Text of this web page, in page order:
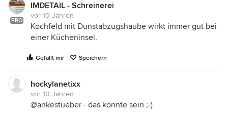
PRO
IMDETAIL - Schreinerei
vor 10 Jahren
Kochfeld mit Dunstabzugshaube wirkt immer gut bei
einer Kücheninsel.
Gefällt mir Speichern
hockylanetixx
vor 10 Jahren
@ankestueber - das könnte sein ;-)